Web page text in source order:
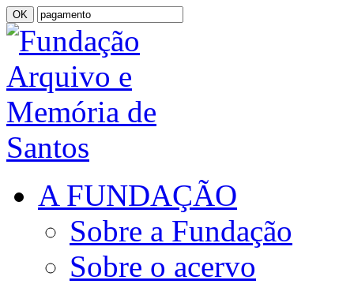
A FUNDAÇÃO
Sobre a Fundação
Sobre o acervo